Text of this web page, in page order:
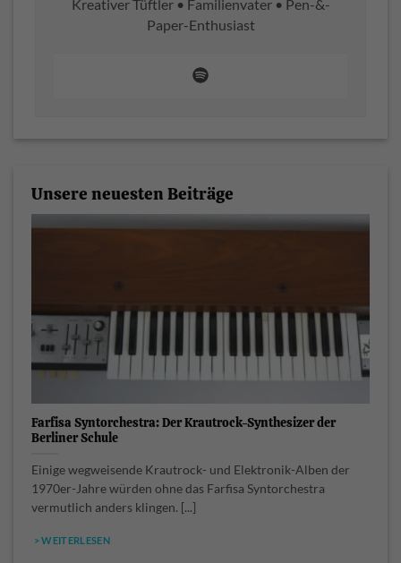
Kreativer Tüftler • Familienvater • Pen-&-
Paper-Enthusiast
Unsere neuesten Beiträge
Farfisa Syntorchestra: Der Krautrock-Synthesizer der
Berliner Schule
Einige wegweisende Krautrock- und Elektronik-Alben der
1970er-Jahre würden ohne das Farfisa Syntorchestra
vermutlich anders klingen. [...]
> WEITERLESEN